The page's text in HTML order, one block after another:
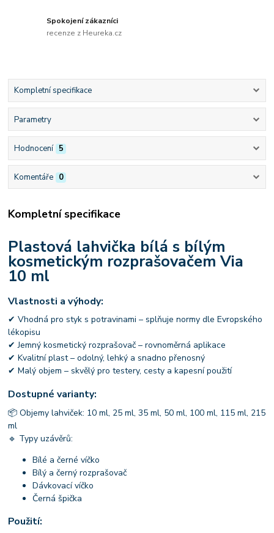
Spokojení zákazníci
recenze z Heureka.cz
Kompletní specifikace
Parametry
Hodnocení 5
Komentáře 0
Kompletní specifikace
Plastová lahvička bílá s bílým
kosmetickým rozprašovačem Via
10 ml
Vlastnosti a výhody:
✔ Vhodná pro styk s potravinami – splňuje normy dle Evropského
lékopisu
✔ Jemný kosmetický rozprašovač – rovnoměrná aplikace
✔ Kvalitní plast – odolný, lehký a snadno přenosný
✔ Malý objem – skvělý pro testery, cesty a kapesní použití
Dostupné varianty:
📦 Objemy lahviček: 10 ml, 25 ml, 35 ml, 50 ml, 100 ml, 115 ml, 215
ml
🔹 Typy uzávěrů:
Bílé a černé víčko
Bílý a černý rozprašovač
Dávkovací víčko
Černá špička
Použití: